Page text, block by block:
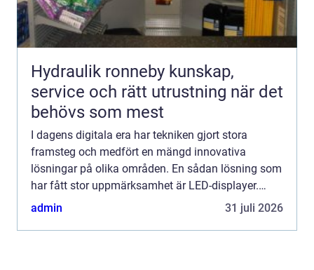
Hydraulik ronneby kunskap,
service och rätt utrustning när det
behövs som mest
I dagens digitala era har tekniken gjort stora
framsteg och medfört en mängd innovativa
lösningar på olika områden. En sådan lösning som
har fått stor uppmärksamhet är LED-displayer.
Dessa skä...
admin 31 juli 2026